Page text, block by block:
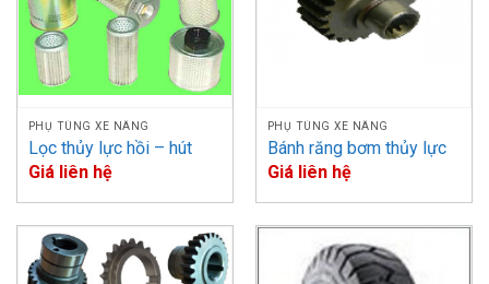
PHỤ TÙNG XE NÂNG
Lọc thủy lực hồi – hút
Giá liên hệ
PHỤ TÙNG XE NÂNG
Bánh răng bơm thủy lực
Giá liên hệ